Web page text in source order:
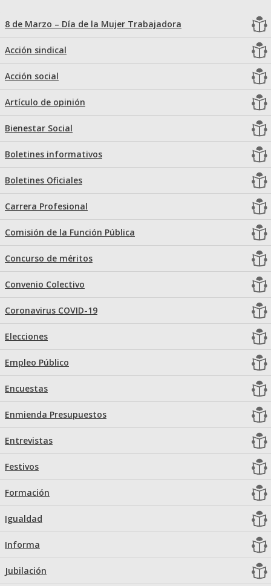
8 de Marzo – Día de la Mujer Trabajadora
Acción sindical
Acción social
Artículo de opinión
Bienestar Social
Boletines informativos
Boletines Oficiales
Carrera Profesional
Comisión de la Función Pública
Concurso de méritos
Convenio Colectivo
Coronavirus COVID-19
Elecciones
Empleo Público
Encuestas
Enmienda Presupuestos
Entrevistas
Festivos
Formación
Igualdad
Informa
Jubilación